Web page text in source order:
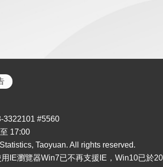
3322101 #5560
17:00
Taoyuan. All rights reserved.
IE瀏覽器Win7已不再支援IE，Win10已於